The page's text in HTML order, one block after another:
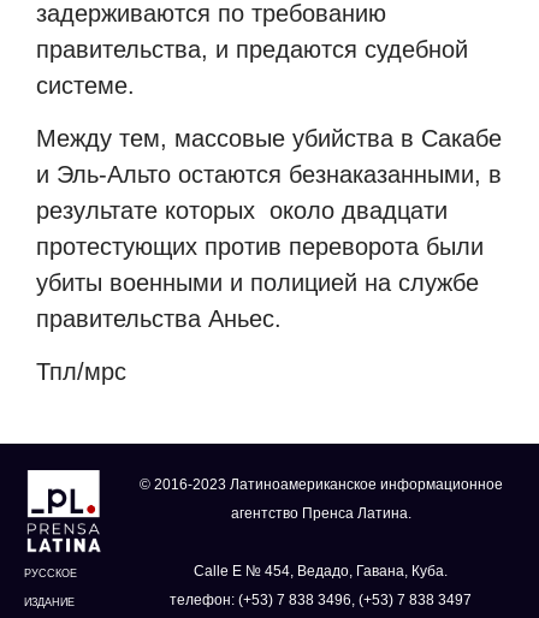
задерживаются по требованию
правительства, и предаются судебной
системе.
Между тем, массовые убийства в Сакабе
и Эль-Альто остаются безнаказанными, в
результате которых около двадцати
протестующих против переворота были
убиты военными и полицией на службе
правительства Аньес.
Тпл/мрс
РУССКОЕ
ИЗДАНИЕ
© 2016-2023 Латиноамериканское информационное
агентство Пренса Латина.
Calle E № 454, Ведадо, Гавана, Куба.
телефон: (+53) 7 838 3496, (+53) 7 838 3497